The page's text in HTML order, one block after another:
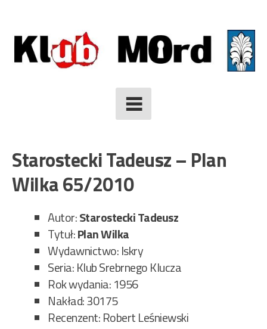
to
content
Starostecki Tadeusz – Plan
Wilka 65/2010
Autor:Starostecki Tadeusz
Tytuł:Plan Wilka
Wydawnictwo: Iskry
Seria: Klub Srebrnego Klucza
Rok wydania: 1956
Nakład: 30175
Recenzent: Robert Leśniewski